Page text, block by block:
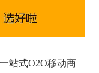
站式O2O移动商